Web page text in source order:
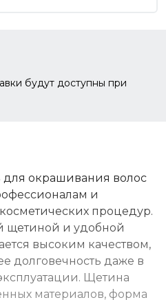
будут доступны при
для окрашивания волос
и
процедур.
щетиной и удобной
высоким качеством,
долговечность даже в
Щетина
материалов, форма